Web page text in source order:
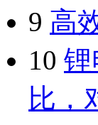
9 高
10 锂
比，